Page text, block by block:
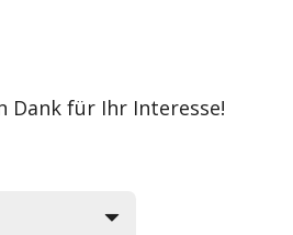
Dank für Ihr Interesse!